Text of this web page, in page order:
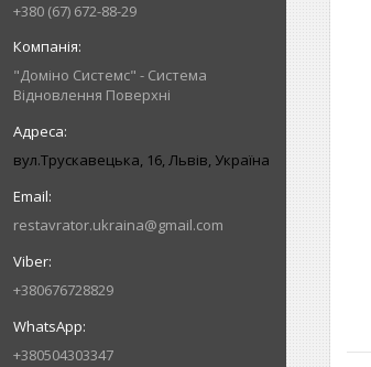
+380 (67) 672-88-29
"Доміно Системс" - Система
Відновлення Поверхні
вул.Трускавецька, 16, Львів, Україна
restavrator.ukraina@gmail.com
+380676728829
+380504303347